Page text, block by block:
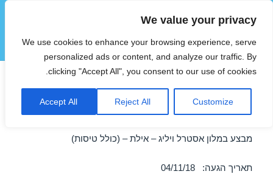
We value your privacy
We use cookies to enhance your browsing experience, serve
personalized ads or content, and analyze our traffic. By
clicking "Accept All", you consent to our use of cookies.
Customize
Reject All
Accept All
הוטצימר
תפריטים
ווידג'טים
חופשה במלון אסטרל ויליג –
אילת 04/11/2018
מבצע במלון אסטרל ויליג – אילת – (כולל טיסות)
תאריך הגעה: 04/11/18